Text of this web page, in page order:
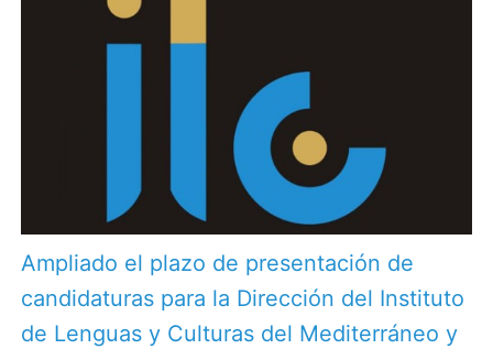
Ampliado el plazo de presentación de
candidaturas para la Dirección del Instituto
de Lenguas y Culturas del Mediterráneo y